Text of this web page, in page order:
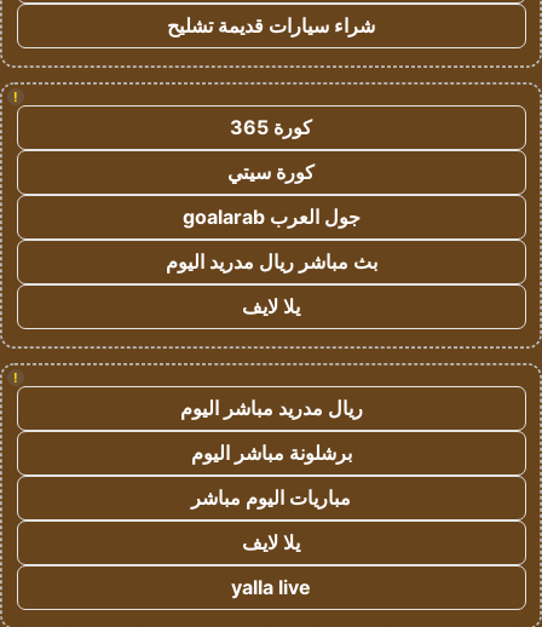
شراء سيارات قديمة تشليح
!
كورة 365
كورة سيتي
جول العرب goalarab
بث مباشر ريال مدريد اليوم
يلا لايف
!
ريال مدريد مباشر اليوم
برشلونة مباشر اليوم
مباريات اليوم مباشر
يلا لايف
yalla live